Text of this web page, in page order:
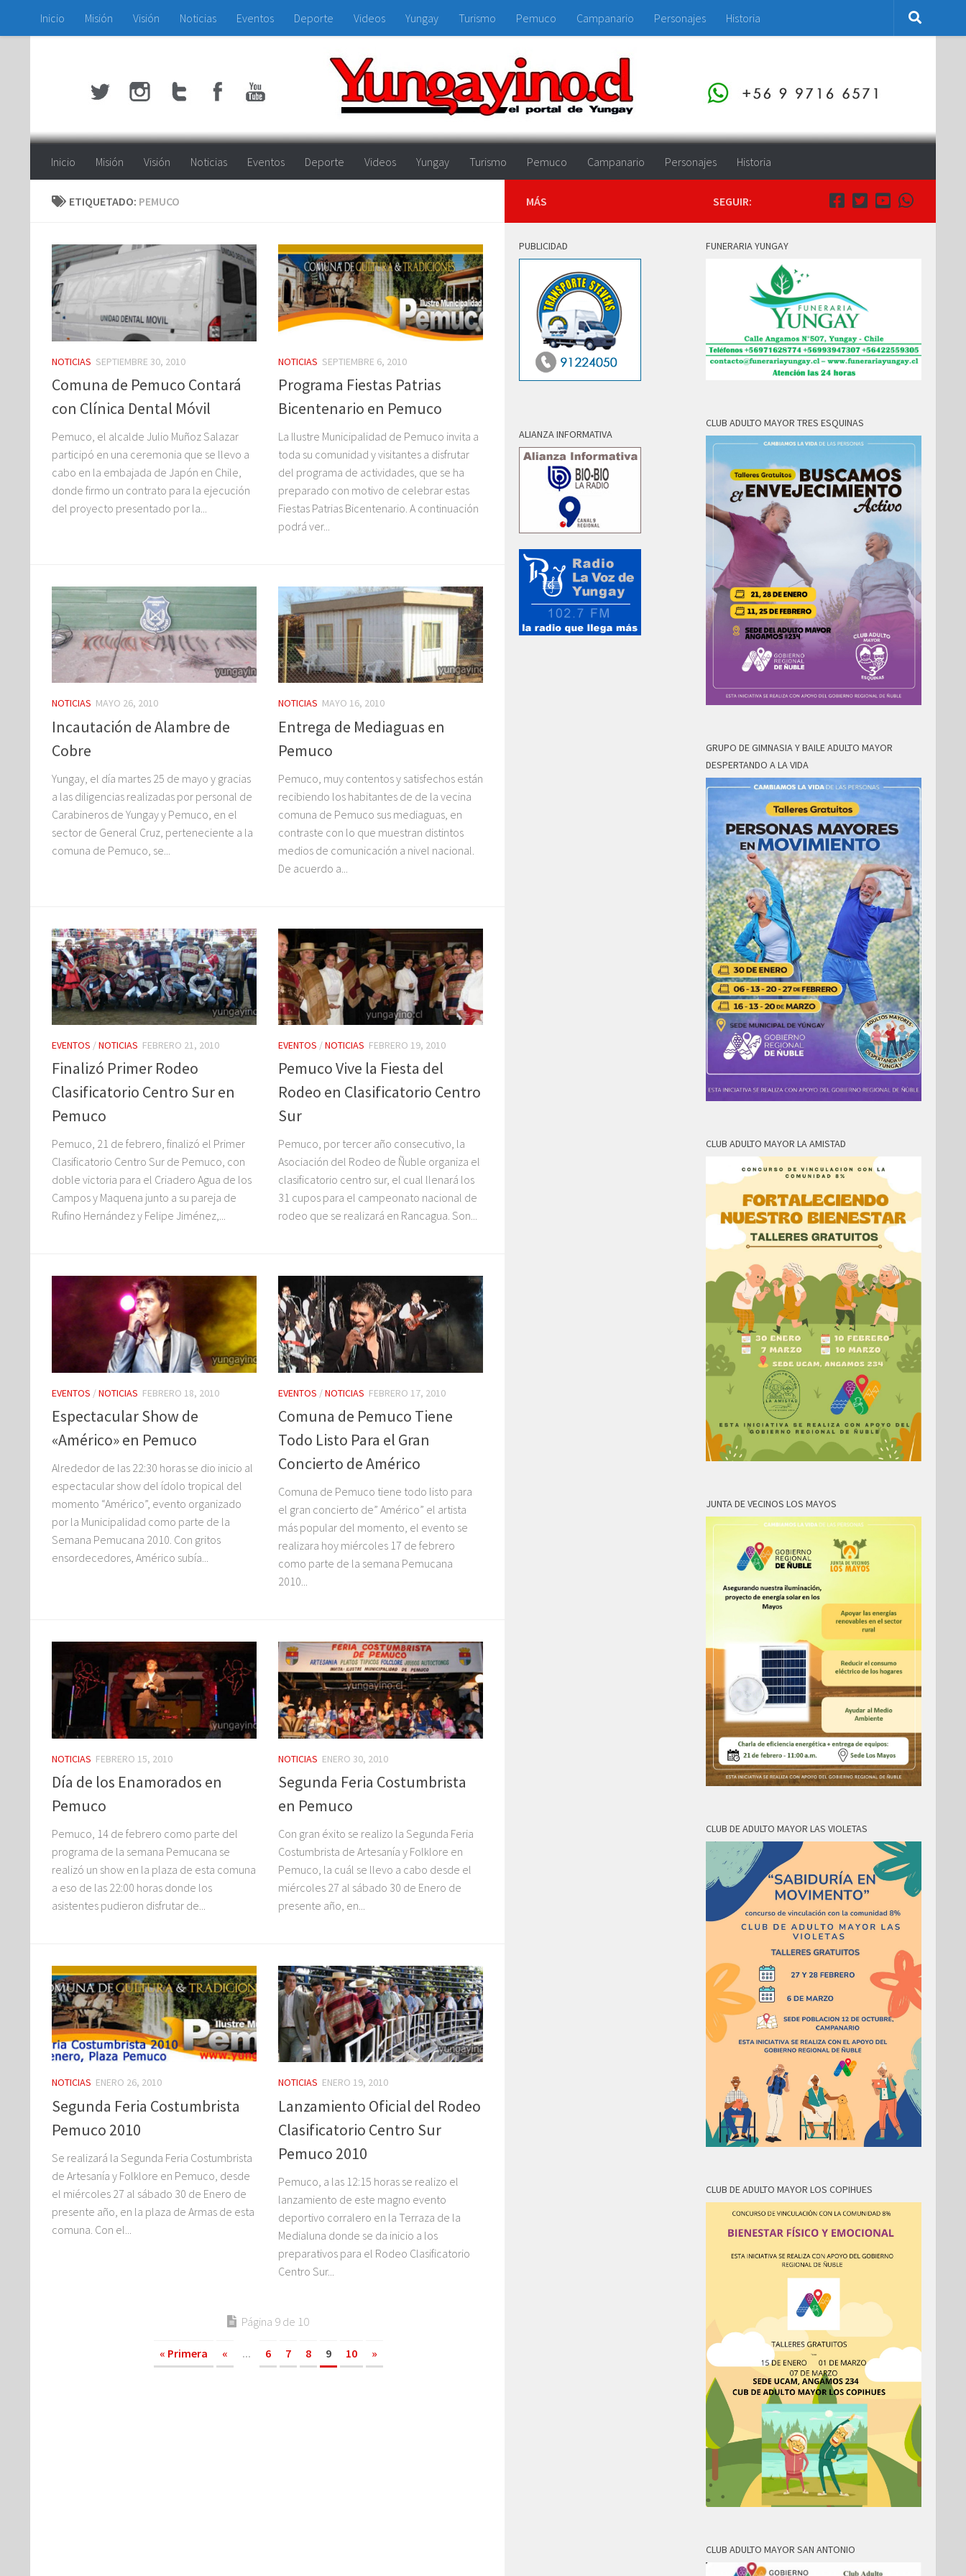
Saltar al contenido
Inicio Misión Visión Noticias Eventos Deporte Videos Yungay Turismo Pemuco Campanario Personajes Historia
Inicio Misión Visión Noticias Eventos Deporte Videos Yungay Turismo Pemuco Campanario Personajes Historia
ETIQUETADO: PEMUCO
NOTICIAS SEPTIEMBRE 30, 2010
Comuna de Pemuco Contará
con Clínica Dental Móvil
Pemuco, el alcalde Julio Muñoz Salazar
participó en una ceremonia que se llevo a
cabo en la embajada de Japón en Chile,
donde firmo un contrato para la ejecución
del proyecto presentado por la...
NOTICIAS SEPTIEMBRE 6, 2010
Programa Fiestas Patrias
Bicentenario en Pemuco
La Ilustre Municipalidad de Pemuco invita a
toda su comunidad y visitantes a disfrutar
del programa de actividades, que se ha
preparado con motivo de celebrar estas
Fiestas Patrias Bicentenario. A continuación
podrá ver...
NOTICIAS MAYO 26, 2010
Incautación de Alambre de
Cobre
Yungay, el día martes 25 de mayo y gracias
a las diligencias realizadas por personal de
Carabineros de Yungay y Pemuco, en el
sector de General Cruz, perteneciente a la
comuna de Pemuco, se...
NOTICIAS MAYO 16, 2010
Entrega de Mediaguas en
Pemuco
Pemuco, muy contentos y satisfechos están
recibiendo los habitantes de de la vecina
comuna de Pemuco sus mediaguas, en
contraste con lo que muestran distintos
medios de comunicación a nivel nacional.
De acuerdo a...
EVENTOS /NOTICIAS FEBRERO 21, 2010
Finalizó Primer Rodeo
Clasificatorio Centro Sur en
Pemuco
Pemuco, 21 de febrero, finalizó el Primer
Clasificatorio Centro Sur de Pemuco, con
doble victoria para el Criadero Agua de los
Campos y Maquena junto a su pareja de
Rufino Hernández y Felipe Jiménez,...
EVENTOS /NOTICIAS FEBRERO 19, 2010
Pemuco Vive la Fiesta del
Rodeo en Clasificatorio Centro
Sur
Pemuco, por tercer año consecutivo, la
Asociación del Rodeo de Ñuble organiza el
clasificatorio centro sur, el cual llenará los
31 cupos para el campeonato nacional de
rodeo que se realizará en Rancagua. Son...
EVENTOS /NOTICIAS FEBRERO 18, 2010
Espectacular Show de
«Américo» en Pemuco
Alrededor de las 22:30 horas se dio inicio al
espectacular show del ídolo tropical del
momento “Américo”, evento organizado
por la Municipalidad como parte de la
Semana Pemucana 2010. Con gritos
ensordecedores, Américo subía...
EVENTOS /NOTICIAS FEBRERO 17, 2010
Comuna de Pemuco Tiene
Todo Listo Para el Gran
Concierto de Américo
Comuna de Pemuco tiene todo listo para
el gran concierto de” Américo” el artista
más popular del momento, el evento se
realizara hoy miércoles 17 de febrero
como parte de la semana Pemucana
2010...
NOTICIAS FEBRERO 15, 2010
Día de los Enamorados en
Pemuco
Pemuco, 14 de febrero como parte del
programa de la semana Pemucana se
realizó un show en la plaza de esta comuna
a eso de las 22:00 horas donde los
asistentes pudieron disfrutar de...
NOTICIAS ENERO 30, 2010
Segunda Feria Costumbrista
en Pemuco
Con gran éxito se realizo la Segunda Feria
Costumbrista de Artesanía y Folklore en
Pemuco, la cuál se llevo a cabo desde el
miércoles 27 al sábado 30 de Enero de
presente año, en...
NOTICIAS ENERO 26, 2010
Segunda Feria Costumbrista
Pemuco 2010
Se realizará la Segunda Feria Costumbrista
de Artesanía y Folklore en Pemuco, desde
el miércoles 27 al sábado 30 de Enero de
presente año, en la plaza de Armas de esta
comuna. Con el...
NOTICIAS ENERO 19, 2010
Lanzamiento Oficial del Rodeo
Clasificatorio Centro Sur
Pemuco 2010
Pemuco, a las 12:15 horas se realizo el
lanzamiento de este magno evento
deportivo corralero en la Terraza de la
Medialuna donde se da inicio a los
preparativos para el Rodeo Clasificatorio
Centro Sur...
Página 9 de 10
« Primera « ... 6 7 8 9 10 »
SEGUIR:
FUNERARIA YUNGAY
CLUB ADULTO MAYOR TRES ESQUINAS
GRUPO DE GIMNASIA Y BAILE ADULTO MAYOR
DESPERTANDO A LA VIDA
CLUB ADULTO MAYOR LA AMISTAD
JUNTA DE VECINOS LOS MAYOS
CLUB DE ADULTO MAYOR LAS VIOLETAS
CLUB DE ADULTO MAYOR LOS COPIHUES
CLUB ADULTO MAYOR SAN ANTONIO
MÁS
PUBLICIDAD
ALIANZA INFORMATIVA